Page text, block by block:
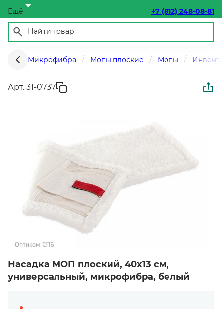
Ещё +7 (812) 248-08-81
Микрофибра Мопы плоские Мопы
Арт. 31-0737
Насадка МОП плоский, 40х13 см,
универсальный, микрофибра, белый